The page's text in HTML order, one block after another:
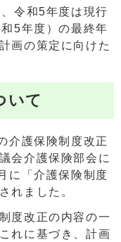
令和5年度は現行
5年度）の最終年
画の策定に向けた
いて
介護保険制度改正
会介護保険部会に
に「介護保険制度
れました。
度改正の内容の一
れに基づき、計画